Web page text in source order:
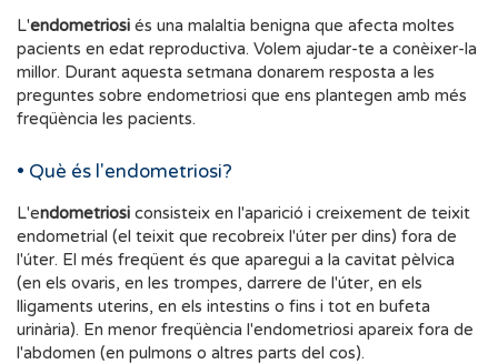
L'endometriosi és una malaltia benigna que afecta moltes
pacients en edat reproductiva. Volem ajudar-te a conèixer-la
millor. Durant aquesta setmana donarem resposta a les
preguntes sobre endometriosi que ens plantegen amb més
freqüència les pacients.
• Què és l'endometriosi?
L'endometriosi consisteix en l'aparició i creixement de teixit
endometrial (el teixit que recobreix l'úter per dins) fora de
l'úter. El més freqüent és que aparegui a la cavitat pèlvica
(en els ovaris, en les trompes, darrere de l'úter, en els
lligaments uterins, en els intestins o fins i tot en bufeta
urinària). En menor freqüència l'endometriosi apareix fora de
l'abdomen (en pulmons o altres parts del cos).